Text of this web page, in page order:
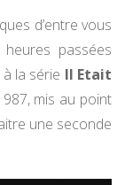
d’entre vous
passées
la série Il Etait
mis au point
une seconde